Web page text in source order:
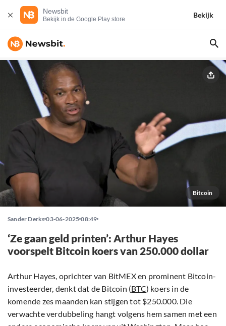
Newsbit
Bekijk in de Google Play store
Bekijk
Bitcoin
Sander Derks 03-06-2025 08:49
‘Ze gaan geld printen’: Arthur Hayes
voorspelt Bitcoin koers van 250.000 dollar
Arthur Hayes, oprichter van BitMEX en prominent Bitcoin-
investeerder, denkt dat de Bitcoin (BTC) koers in de
komende zes maanden kan stijgen tot $250.000. Die
verwachte verdubbeling hangt volgens hem samen met een